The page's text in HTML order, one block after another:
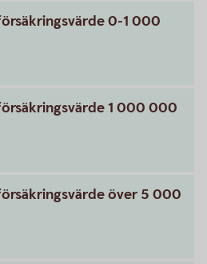
0-1 000
1 000 000
över 5 000